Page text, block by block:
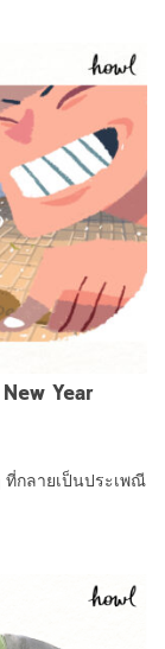
Year
ที่กลายเป็นประเพณี